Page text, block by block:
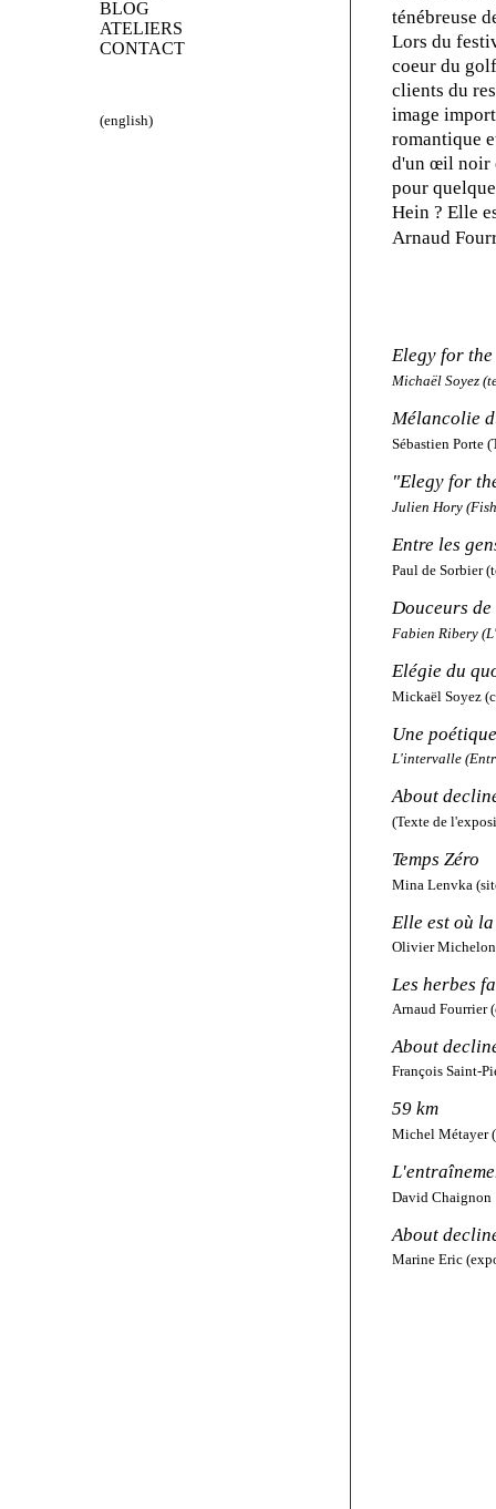
BLOG
ATELIERS
CONTACT
(english)
ténébreuse
Lors du
coeur du
clients du
image
romantique
d'un œil noir
pour
Hein ? Elle
Arnaud
Elegy for
Michaël Soyez
Mélancolie
Sébastien Porte
"Elegy for
Julien Hory
Entre les
Paul de Sorbier
Douceurs
Fabien Ribery
Elégie du
Mickaël Soyez
Une
L'intervalle
About
(Texte de
Temps Zéro
Mina Lenvka
Elle est où
Olivier Michelon
Les herbes
Arnaud Fourrier
About
François Saint-
59 km
Michel Métayer
David Chaignon
About
Marine Eric